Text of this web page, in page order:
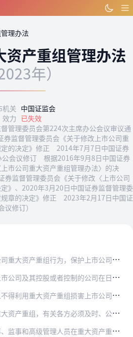
理办法
资产重组管理办法
年）
机关 中国证监会
效力 已失效
管理委员会第224次主席办公会议审议通
监督管理委员会《关于修改上市公司重
的决定》修正 2014年7月7日中国证券
公会议修订 根据2016年9月8日中国证券
市公司重大资产重组管理办法〉的决
券监督管理委员会《关于修改〈上市公司
》、2020年3月20日中国证券监督管理委
章的决定》修正 2023年2月17日中国证
修订）
者的合法权益，促进上市公司质量不断提高，维护证券市场秩序和社会公共利益，根据《中华人民共和国公司法》、《中华…
活动之外购买、出售资产或者通过其他方式进行资产交易达到规定的标准，导致上市公司的主营业务、资产、收入发生重大…
重大资产重组损害上市公司及其股东的合法权益。
平地披露或者提供信息，保证所披露或者提供信息的真实、准确、完整，不得有虚假记载、误导性陈述或者重大遗漏。
资产重组活动中，应当诚实守信、勤勉尽责，维护公司资产的安全，保护公司和全体股东的合法权益。